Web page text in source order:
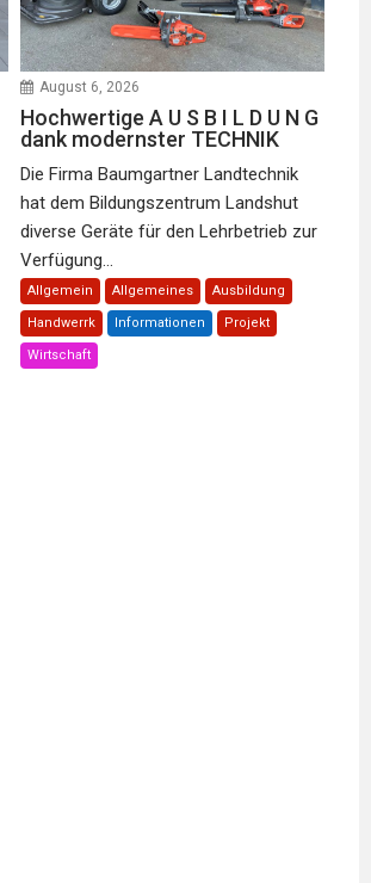
August 6, 2026
Hochwertige A U S B I L D U N G
dank modernster TECHNIK
Die Firma Baumgartner Landtechnik
hat dem Bildungszentrum Landshut
diverse Geräte für den Lehrbetrieb zur
Verfügung...
Allgemein Allgemeines Ausbildung
Handwerrk Informationen Projekt
Wirtschaft